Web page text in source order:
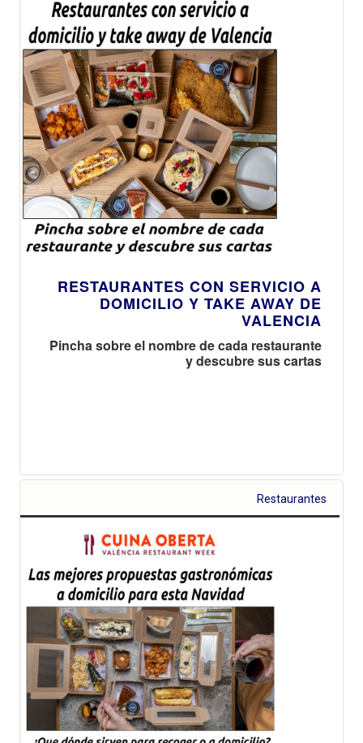
RESTAURANTES CON SERVICIO A
DOMICILIO Y TAKE AWAY DE
VALENCIA
Pincha sobre el nombre de cada restaurante
y descubre sus cartas
Restaurantes